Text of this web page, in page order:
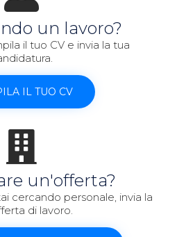
un lavoro?
il tuo CV e invia la tua
IL TUO CV
un'offerta?
cercando personale, invia la
di lavoro.